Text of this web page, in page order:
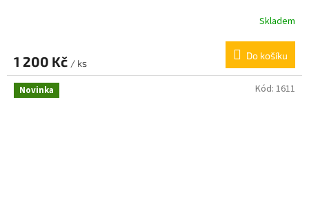
Skladem
1 200 Kč / ks
Do košíku
Novinka Kód: 1611